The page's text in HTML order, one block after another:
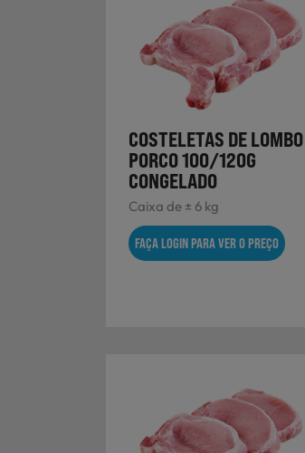
COSTELETAS DE LOMBO
PORCO 100/120G
CONGELADO
Caixa de ± 6 kg
FAÇA LOGIN PARA VER O PREÇO